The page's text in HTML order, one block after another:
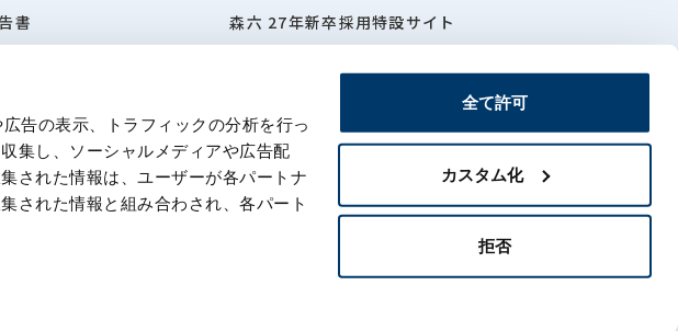
告の表示、トラフィックの分析を行っ
集し、ソーシャルメディアや広告配
された情報は、ユーザーが各パートナ
された情報と組み合わされ、各パート
全て許可
カスタム化
拒否
書
森六 27年新卒採用特設サイト
対する基本方針 免責事項 サイトマップ